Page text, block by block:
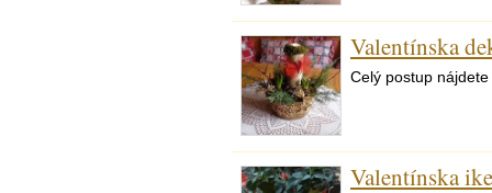
Valentínska
Celý postup
Valentínska